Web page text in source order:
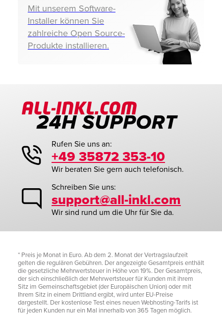
Mit unserem Software-
Installer können Sie
zahlreiche Open Source-
Produkte installieren.
Rufen Sie uns an:
+49 35872 353-10
Wir beraten Sie gern auch telefonisch.
Schreiben Sie uns:
support@all-inkl.com
Wir sind rund um die Uhr für Sie da.
* Preis je Monat in Euro. Ab dem 2. Monat der Vertragslaufzeit
gelten die regulären Gebühren. Der angezeigte Gesamtpreis enthält
die gesetzliche Mehrwertsteuer in Höhe von 19%. Der Gesamtpreis,
der sich einschließlich der Mehrwertsteuer für Kunden mit ihrem
Sitz im Gemeinschaftsgebiet (der Europäischen Union) oder mit
Ihrem Sitz in einem Drittland ergibt, wird unter EU-Preise
dargestellt. Der kostenlose Test eines neuen Webhosting-Tarifs ist
für jeden Kunden nur ein Mal innerhalb von 365 Tagen möglich.